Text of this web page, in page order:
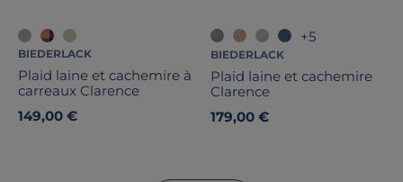
BIEDERLACK
Plaid laine et cachemire à
carreaux Clarence
149,00 €
+5
BIEDERLACK
Plaid laine et cachemire
Clarence
179,00 €